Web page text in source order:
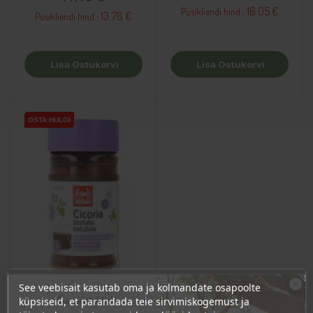
Püsikliendi hind : 13.76 €
Lisa Ostukorvi
Püsikliendi hind : 16.05 €
Lisa Ostukorvi
OSTA HULGI
OSTA HULGI
OSTA HULGI
See veebisait kasutab oma ja kolmandate osapoolte
küpsiseid, et parandada teie sirvimiskogemust ja
Ära veel lahku!